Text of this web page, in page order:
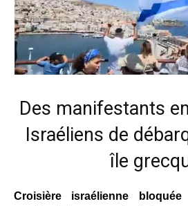
Des manifestants
Israéliens de
île
Croisière israélienne